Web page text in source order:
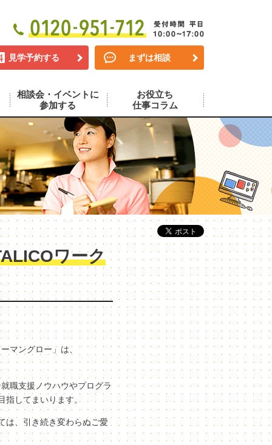
見学予約する まずは相談
相談会・イベントに
参加する
お役立ち
仕事コラム
ワーク
マングロー」は、
職支援ノウハウやプログラ
指してまいります。
は、引き続き変わらぬご愛